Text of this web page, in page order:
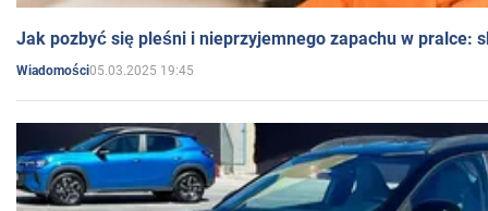
Jak pozbyć się pleśni i nieprzyjemnego zapachu w pralce:
Wiadomości05.03.2025 19:45